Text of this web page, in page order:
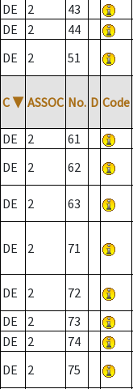
DE
2 43
DE
2 44
DE
2 51
C ▼ ASSOC No. D Code
DE 2 61
DE
2 62
DE 2 63
DE 2 71
DE 2 72
DE
2 73
DE
2 74
DE
2 75